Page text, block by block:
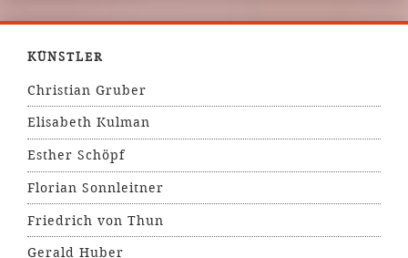
KÜNSTLER
Christian Gruber
Elisabeth Kulman
Esther Schöpf
Florian Sonnleitner
Friedrich von Thun
Gerald Huber